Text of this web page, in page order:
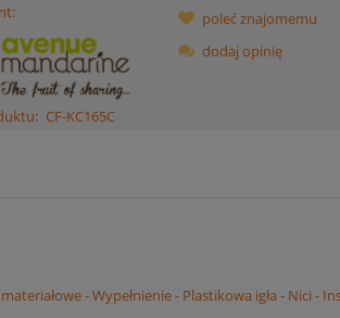
CF-KC165C
poleć znajomemu
dodaj opinię
- Wypełnienie - Plastikowa igła - Nici -